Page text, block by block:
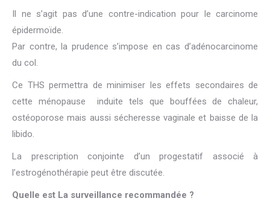
Il ne s’agit pas d’une contre-indication pour le carcinome
épidermoïde.
Par contre, la prudence s’impose en cas d’adénocarcinome
du col.
Ce THS permettra de minimiser les effets secondaires de
cette ménopause induite tels que bouffées de chaleur,
ostéoporose mais aussi sécheresse vaginale et baisse de la
libido.
La prescription conjointe d’un progestatif associé à
l’estrogénothérapie peut être discutée.
Quelle est La surveillance recommandée ?